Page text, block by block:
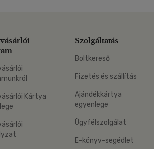
Kártya
Szolgáltatás
Boltkereső
Fizetés és szállítás
Ajándékkártya
egyenlege
Ügyfélszolgálat
E-könyv-segédlet